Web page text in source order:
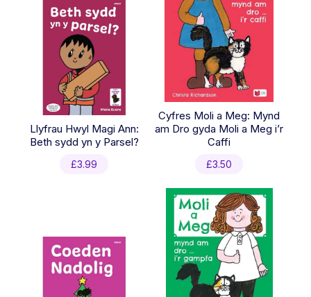
Llyfrau Hwyl Magi Ann:
Beth sydd yn y Parsel?
£3.99
Cyfres Moli a Meg: Mynd
am Dro gyda Moli a Meg i’r
Caffi
£3.50